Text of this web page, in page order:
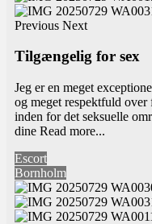
Previous Next
Tilgængelig for sex
Jeg er en meget
og meget respektfuld over
inden for det seksuelle
dine Read more...
Escort
Bornholm